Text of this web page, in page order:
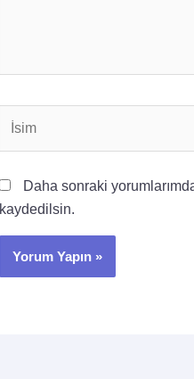
Daha sonraki
kaydedilsin.